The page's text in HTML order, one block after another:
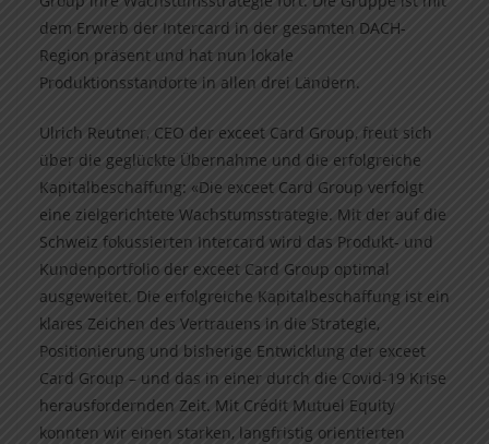
dem Erwerb der Intercard in der gesamten DACH-
Region präsent und hat nun lokale
Produktionsstandorte in allen drei Ländern.
Ulrich Reutner, CEO der exceet Card Group, freut sich
über die geglückte Übernahme und die erfolgreiche
Kapitalbeschaffung: «Die exceet Card Group verfolgt
eine zielgerichtete Wachstumsstrategie. Mit der auf die
Schweiz fokussierten Intercard wird das Produkt- und
Kundenportfolio der exceet Card Group optimal
ausgeweitet. Die erfolgreiche Kapitalbeschaffung ist ein
klares Zeichen des Vertrauens in die Strategie,
Positionierung und bisherige Entwicklung der exceet
Card Group – und das in einer durch die Covid-19 Krise
herausfordernden Zeit. Mit Crédit Mutuel Equity
konnten wir einen starken, langfristig orientierten